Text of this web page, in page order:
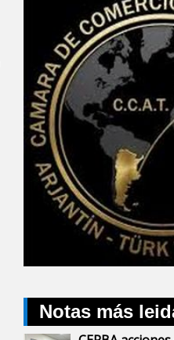
Notas más